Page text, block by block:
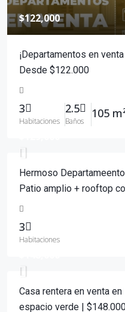
$122,000
¡Departamentos en
Desde $122.000
3
Habitaciones
2.5
Baños
105
Hermoso
Patio amplio + rooftop
3
Habitaciones
Casa rentera en venta
espacio verde |